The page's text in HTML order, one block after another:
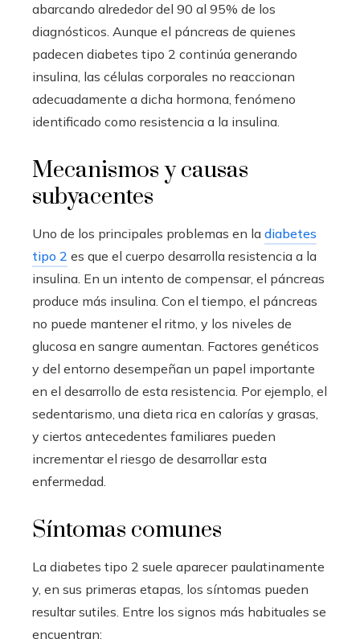
abarcando alrededor del 90 al 95% de los
diagnósticos. Aunque el páncreas de quienes
padecen diabetes tipo 2 continúa generando
insulina, las células corporales no reaccionan
adecuadamente a dicha hormona, fenómeno
identificado como resistencia a la insulina.
Mecanismos y causas
subyacentes
Uno de los principales problemas en la diabetes
tipo 2 es que el cuerpo desarrolla resistencia a la
insulina. En un intento de compensar, el páncreas
produce más insulina. Con el tiempo, el páncreas
no puede mantener el ritmo, y los niveles de
glucosa en sangre aumentan. Factores genéticos
y del entorno desempeñan un papel importante
en el desarrollo de esta resistencia. Por ejemplo, el
sedentarismo, una dieta rica en calorías y grasas,
y ciertos antecedentes familiares pueden
incrementar el riesgo de desarrollar esta
enfermedad.
Síntomas comunes
La diabetes tipo 2 suele aparecer paulatinamente
y, en sus primeras etapas, los síntomas pueden
resultar sutiles. Entre los signos más habituales se
encuentran: